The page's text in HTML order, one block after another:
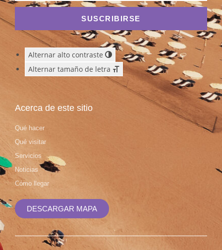
SUSCRIBIRSE
Alternar alto contraste
Alternar tamaño de letra
Acerca de este sitio
Qué hacer
Qué visitar
Servicios
Noticias
Cómo llegar
DESCARGAR MAPA